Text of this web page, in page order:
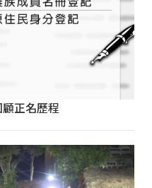
正名歷程